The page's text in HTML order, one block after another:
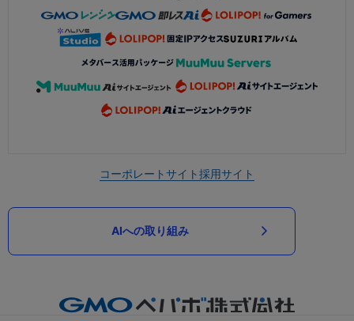
コーポレートサイト採用サイト
AIへの取り組み